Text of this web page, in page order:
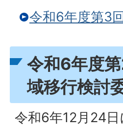
令和6年度第3
令和6年度
域移行検討
令和6年12月24